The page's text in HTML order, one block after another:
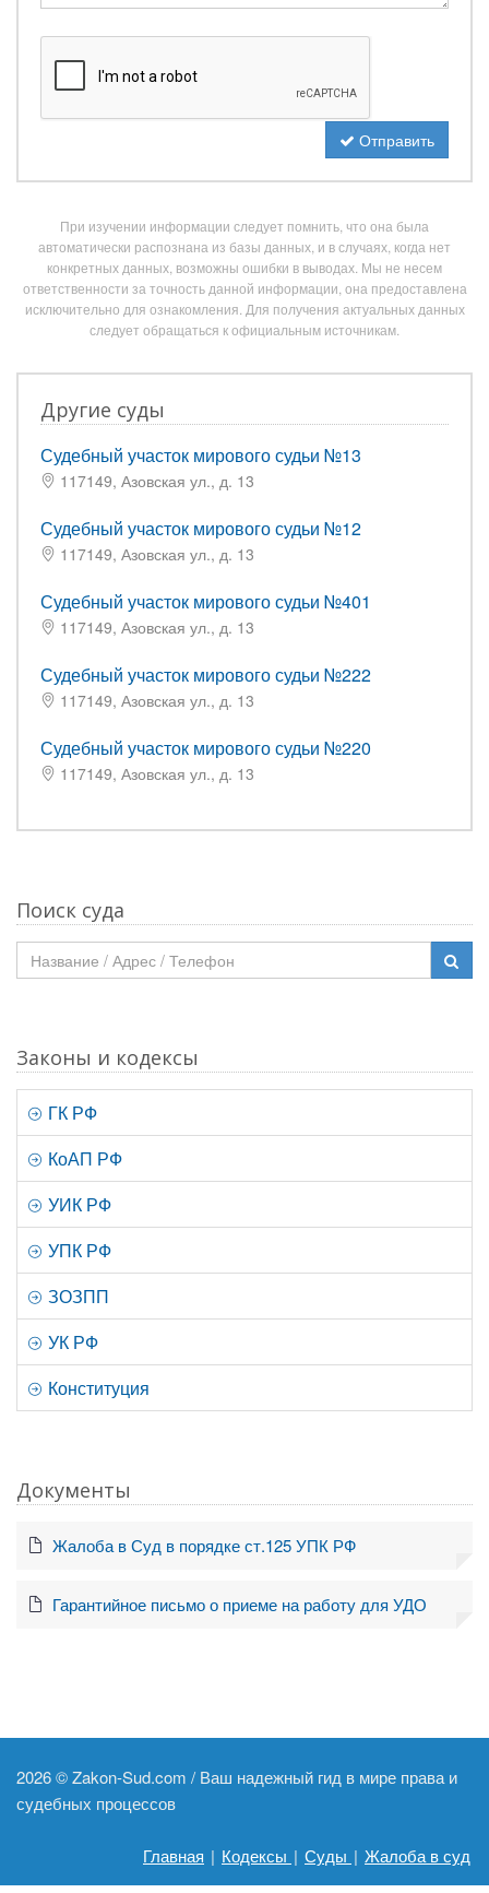
Отправить
При изучении информации следует помнить, что она была
автоматически распознана из базы данных, и в случаях, когда нет
конкретных данных, возможны ошибки в выводах. Мы не несем
ответственности за точность данной информации, она предоставлена
исключительно для ознакомления. Для получения актуальных данных
следует обращаться к официальным источникам.
Другие суды
Судебный участок мирового судьи №13
117149, Азовская ул., д. 13
Судебный участок мирового судьи №12
117149, Азовская ул., д. 13
Судебный участок мирового судьи №401
117149, Азовская ул., д. 13
Судебный участок мирового судьи №222
117149, Азовская ул., д. 13
Судебный участок мирового судьи №220
117149, Азовская ул., д. 13
Поиск суда
Законы и кодексы
ГК РФ
КоАП РФ
УИК РФ
УПК РФ
ЗОЗПП
УК РФ
Конституция
Документы
Жалоба в Суд в порядке ст.125 УПК РФ
Гарантийное письмо о приеме на работу для УДО
2026 ©Zakon-Sud.com / Ваш надежный гид в мире права и
судебных процессов
Главная | Кодексы | Суды | Жалоба в суд